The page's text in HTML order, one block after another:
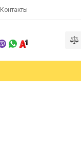
Контакты